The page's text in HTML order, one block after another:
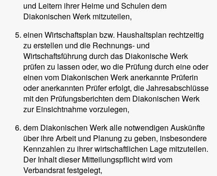
und Leitern ihrer Heime und Schulen dem
Diakonischen Werk mitzuteilen,
einen Wirtschaftsplan bzw. Haushaltsplan rechtzeitig
zu erstellen und die Rechnungs- und
Wirtschaftsführung durch das Diakonische Werk
prüfen zu lassen oder, wo die Prüfung durch eine oder
einen vom Diakonischen Werk anerkannte Prüferin
oder anerkannten Prüfer erfolgt, die Jahresabschlüsse
mit den Prüfungsberichten dem Diakonischen Werk
zur Einsichtnahme vorzulegen,
dem Diakonischen Werk alle notwendigen Auskünfte
über ihre Arbeit und Planung zu geben, insbesondere
Kennzahlen zu ihrer wirtschaftlichen Lage mitzuteilen.
Der Inhalt dieser Mitteilungspflicht wird vom
Verbandsrat festgelegt,